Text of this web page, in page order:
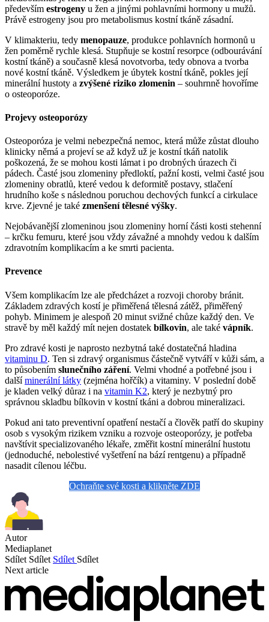
především estrogeny u žen a jinými pohlavními hormony u mužů.
Právě estrogeny jsou pro metabolismus kostní tkáně zásadní.
V klimakteriu, tedy menopauze, produkce pohlavních hormonů u
žen poměrně rychle klesá. Stupňuje se kostní resorpce (odbourávání
kostní tkáně) a současně klesá novotvorba, tedy obnova a tvorba
nové kostní tkáně. Výsledkem je úbytek kostní tkáně, pokles její
minerální hustoty a zvýšené riziko zlomenin – souhrnně hovoříme
o osteoporóze.
Projevy osteoporózy
Osteoporóza je velmi nebezpečná nemoc, která může zůstat dlouho
klinicky němá a projeví se až když už je kostní tkáň natolik
poškozená, že se mohou kosti lámat i po drobných úrazech či
pádech. Časté jsou zlomeniny předloktí, pažní kosti, velmi časté jsou
zlomeniny obratlů, které vedou k deformitě postavy, stlačení
hrudního koše s následnou poruchou dechových funkcí a cirkulace
krve. Zjevné je také zmenšení tělesné výšky.
Nejobávanější zlomeninou jsou zlomeniny horní části kosti stehenní
– krčku femuru, které jsou vždy závažné a mnohdy vedou k dalším
zdravotním komplikacím a ke smrti pacienta.
Prevence
Všem komplikacím lze ale předcházet a rozvoji choroby bránit.
Základem zdravých kostí je přiměřená tělesná zátěž, přiměřený
pohyb. Minimem je alespoň 20 minut svižné chůze každý den. Ve
stravě by měl každý mít nejen dostatek bílkovin, ale také vápník.
Pro zdravé kosti je naprosto nezbytná také dostatečná hladina
vitaminu D. Ten si zdravý organismus částečně vytváří v kůži sám, a
to působením slunečního záření. Velmi vhodné a potřebné jsou i
dalšíminerální látky (zejména hořčík) a vitaminy. V poslední době
je kladen velký důraz i na vitamin K2, který je nezbytný pro
správnou skladbu bílkovin v kostní tkáni a dobrou mineralizaci.
Pokud ani tato preventivní opatření nestačí a člověk patří do skupiny
osob s vysokým rizikem vzniku a rozvoje osteoporózy, je potřeba
navštívit specializovaného lékaře, změřit kostní minerální hustotu
(jednoduché, nebolestivé vyšetření na bází rentgenu) a případně
nasadit cílenou léčbu.
Ochraňte své kosti a klikněte ZDE
Autor
Mediaplanet
Sdílet Sdílet Sdílet Sdílet
Next article